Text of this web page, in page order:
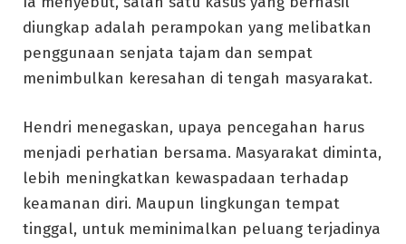
diungkap adalah perampokan yang melibatkan
penggunaan senjata tajam dan sempat
menimbulkan keresahan di tengah masyarakat.
Hendri menegaskan, upaya pencegahan harus
menjadi perhatian bersama. Masyarakat diminta,
lebih meningkatkan kewaspadaan terhadap
keamanan diri. Maupun lingkungan tempat
tinggal, untuk meminimalkan peluang terjadinya